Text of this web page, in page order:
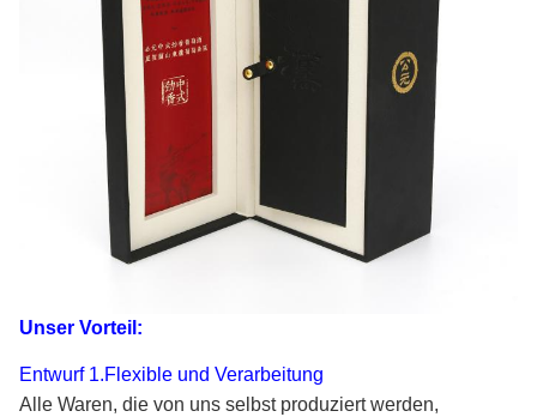
Unser Vorteil:
Entwurf 1.Flexible und Verarbeitung
Alle Waren, die von uns selbst produziert werden,